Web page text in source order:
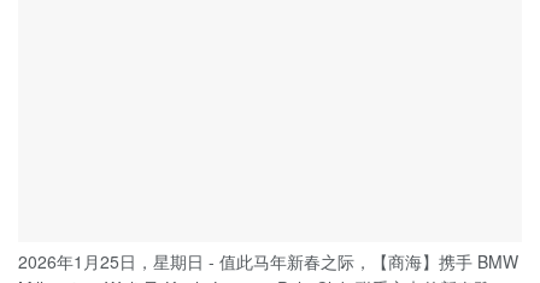
2026年1月25日，星期日 - 值此马年新春之际，【商海】携手 BMW